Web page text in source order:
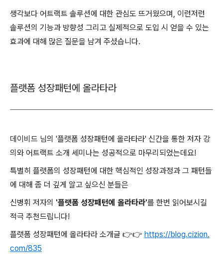
생각보다 어트랙트 솔루션에 대한 관심도 뜨거웠으며, 이런저런
솔루션의 기능과 방향성 그리고 실제적으로 도입 시 얻을 수 있는
효과에 대해 많은 질문을 남겨 주셨습니다.
플랫폼 성장패턴에 올라타라
데이비드 님의 '플랫폼 성장패턴에 올라타라' 신간을 통한 저자 강
의와 어트랙트 소개 세미나는 성공적으로 마무리되었는데요!
특별히 플랫폼의 성장패턴에 대한 핵심적인 성장과정과 그 패턴들
에 대해 좀 더 깊게 알고 싶으신 분들은
신병휘 저자의 '플랫폼 성장패턴에 올라타라'를 한번 읽어보시길
적극 추천드립니다!
플랫폼 성장패턴에 올라타라 소개글 👉👉 https://blog.cizion.
com/835